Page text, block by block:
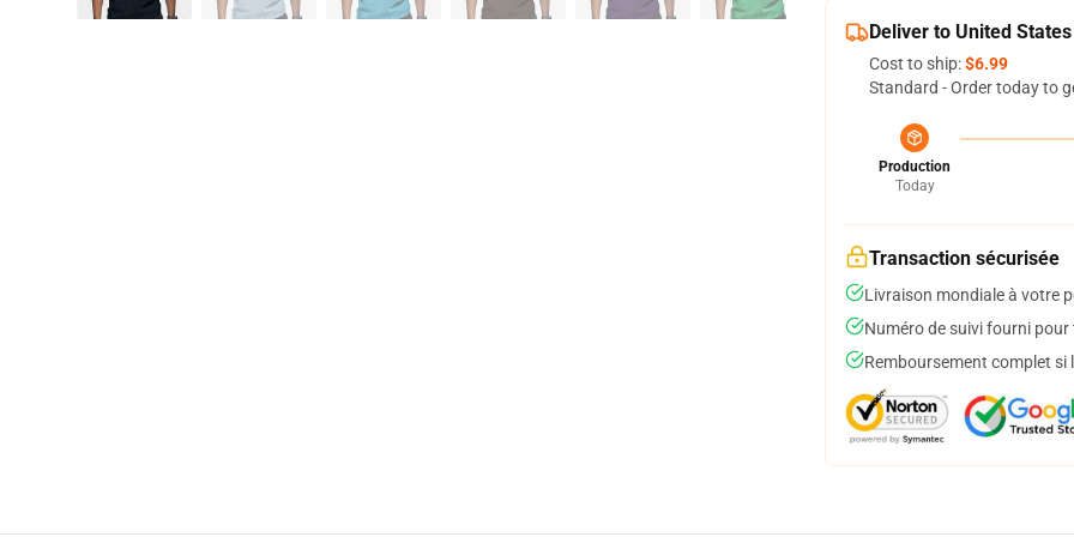
Deliver to United States
Cost to ship:$6.99
Standard - Order today to
Production
Today
Transaction sécurisée
Livraison mondiale à votre
Numéro de suivi fourni pour
Remboursement complet si